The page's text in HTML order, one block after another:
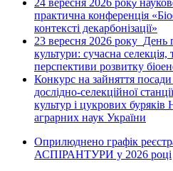
у
практична конференція
контексті декарбонізації»
23 вересня 2026 року День
культури: сучасна
перспективи розвитку
Конкурс на зайняття
дослідно-селекційної
культур і цукрових буряків
аграрних наук України
Оприлюднено графік
АСПІРАНТУРИ у 2026 році